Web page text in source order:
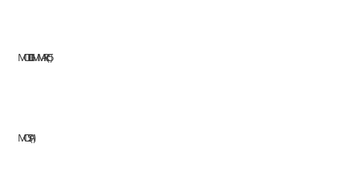
MODI GMM ARC5
MOSA1